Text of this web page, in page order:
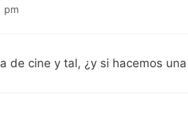
pm
de cine y tal, ¿y si hacemos